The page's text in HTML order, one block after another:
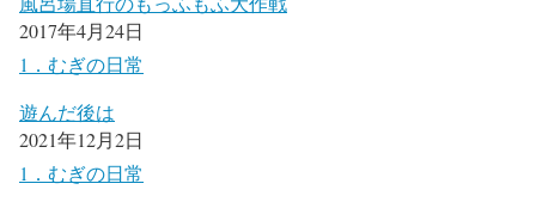
2017年4月24日
1．むぎの日常
遊んだ後は
2021年12月2日
1．むぎの日常